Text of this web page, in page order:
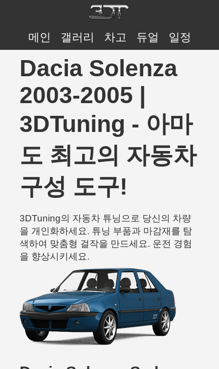
메인 갤러리 차고 듀얼 일정
Dacia Solenza
2003-2005 |
3DTuning - 아마
도 최고의 자동차
구성 도구!
3DTuning의 자동차 튜닝으로 당신의 차량
을 개인화하세요. 튜닝 부품과 마감재를 탐
색하여 맞춤형 걸작을 만드세요. 운전 경험
을 향상시키세요.